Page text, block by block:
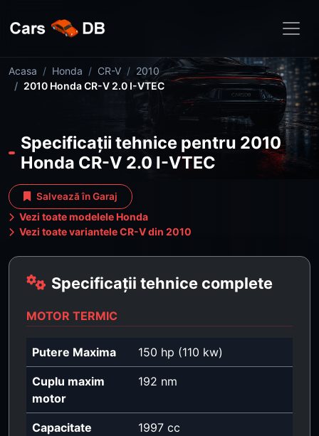
Acasa Honda CR-V
2010
2010 Honda CR-V 2.0 I-VTEC
Specificații tehnice pentru 2010
Honda CR-V 2.0 I-VTEC
Salvează în Garaj
Vezi toate modelele Honda
Vezi toate variantele CR-V din 2010
Specificații tehnice complete
MOTOR TERMIC
Putere Maxima 150 hp (110 kw)
Cuplu maxim
motor
192 nm
Capacitate
1997 cc